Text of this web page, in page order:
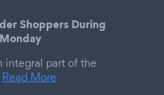
Shoppers During
integral part of the
Read More